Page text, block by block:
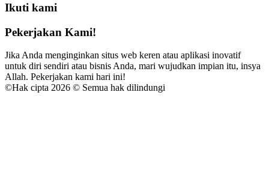
Ikuti kami
Pekerjakan Kami!
Jika Anda menginginkan situs web keren atau aplikasi inovatif
untuk diri sendiri atau bisnis Anda, mari wujudkan impian itu, insya
Allah. Pekerjakan kami hari ini!
©Hak cipta 2026 © Semua hak dilindungi